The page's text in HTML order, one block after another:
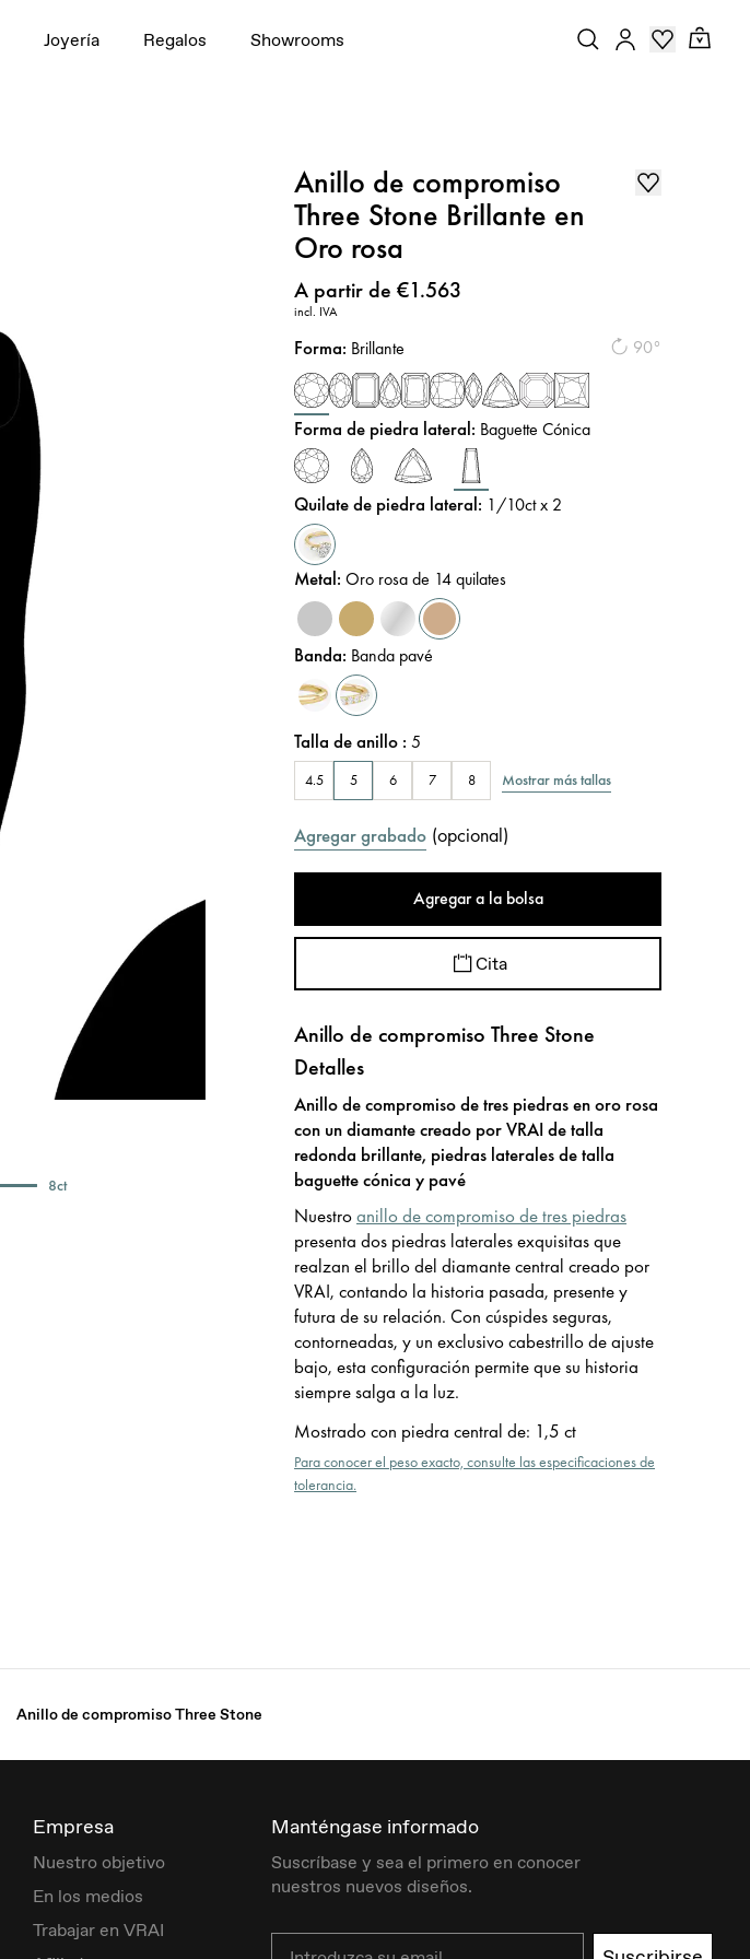
Joyería Regalos Showrooms
8ct
Anillo de compromiso
Three Stone Brillante en
Oro rosa
Precio:
A partir de €1.563
incl. IVA
90°
Forma: Brillante
Forma de piedra lateral: Baguette Cónica
Quilate de piedra lateral: 1/10ct x 2
Metal:Oro rosa de 14 quilates
Banda: Banda pavé
Talla de anillo :5
4.5 5 6 7 8 Mostrar más tallas
Agregar grabado (opcional)
Agregar a la bolsa
Cita
Anillo de compromiso Three Stone
Detalles
Anillo de compromiso de tres piedras en oro rosa
con un diamante creado por VRAI de talla
redonda brillante, piedras laterales de talla
baguette cónica y pavé
Nuestroanillo de compromiso de tres piedras
presenta dos piedras laterales exquisitas que
realzan el brillo del diamante central creado por
VRAI, contando la historia pasada, presente y
futura de su relación. Con cúspides seguras,
contorneadas, y un exclusivo cabestrillo de ajuste
bajo, esta configuración permite que su historia
siempre salga a la luz.
Mostrado con piedra central de: 1,5 ct
Para conocer el peso exacto, consulte las especificaciones de
tolerancia.
Anillo de compromiso Three Stone
Empresa
Nuestro objetivo
En los medios
Trabajar en VRAI
Manténgase informado
Suscríbase y sea el primero en conocer
nuestros nuevos diseños.